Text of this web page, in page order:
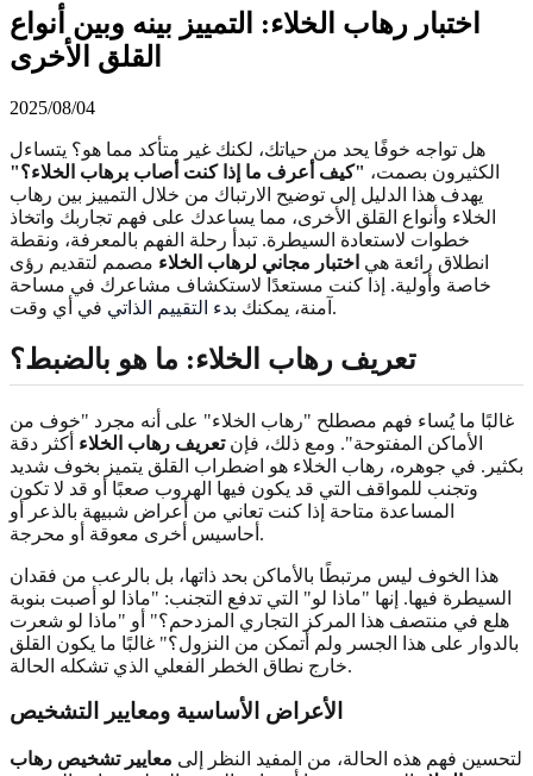
اختبار رهاب الخلاء: التمييز بينه وبين أنواع
القلق الأخرى
2025/08/04
هل تواجه خوفًا يحد من حياتك، لكنك غير متأكد مما هو؟ يتساءل
الكثيرون بصمت، "كيف أعرف ما إذا كنت أصاب برهاب الخلاء؟"
يهدف هذا الدليل إلى توضيح الارتباك من خلال التمييز بين رهاب
الخلاء وأنواع القلق الأخرى، مما يساعدك على فهم تجاربك واتخاذ
خطوات لاستعادة السيطرة. تبدأ رحلة الفهم بالمعرفة، ونقطة
انطلاق رائعة هي اختبار مجاني لرهاب الخلاء مصمم لتقديم رؤى
خاصة وأولية. إذا كنت مستعدًا لاستكشاف مشاعرك في مساحة
آمنة، يمكنك بدء التقييم الذاتي في أي وقت.
تعريف رهاب الخلاء: ما هو بالضبط؟
غالبًا ما يُساء فهم مصطلح "رهاب الخلاء" على أنه مجرد "خوف من
الأماكن المفتوحة". ومع ذلك، فإنتعريف رهاب الخلاء أكثر دقة
بكثير. في جوهره، رهاب الخلاء هو اضطراب القلق يتميز بخوف شديد
وتجنب للمواقف التي قد يكون فيها الهروب صعبًا أو قد لا تكون
المساعدة متاحة إذا كنت تعاني من أعراض شبيهة بالذعر أو
أحاسيس أخرى معوقة أو محرجة.
هذا الخوف ليس مرتبطًا بالأماكن بحد ذاتها، بل بالرعب من فقدان
السيطرة فيها. إنها "ماذا لو" التي تدفع التجنب: "ماذا لو أصبت بنوبة
هلع في منتصف هذا المركز التجاري المزدحم؟" أو "ماذا لو شعرت
بالدوار على هذا الجسر ولم أتمكن من النزول؟" غالبًا ما يكون القلق
خارج نطاق الخطر الفعلي الذي تشكله الحالة.
الأعراض الأساسية ومعايير التشخيص
لتحسين فهم هذه الحالة، من المفيد النظر إلى معايير تشخيص رهاب